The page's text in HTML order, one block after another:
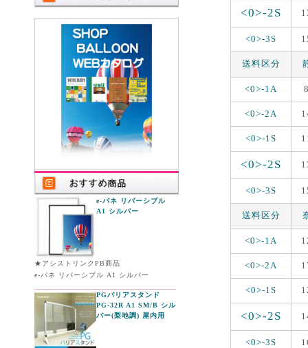
e-パネ リバーシブル
A1 シルバー
★アシストリンクPB商品
e-パネ リバーシブル A1 シルバー
PGバリアスタンド
PG-32R A1 SM/B シル
バー(梨地調) 屋内用
<0>-2S
<0>-3S
送料区分
<0>-1A
<0>-2A
<0>-1S
<0>-2S
<0>-3S
送料区分
<0>-1A
<0>-2A
<0>-1S
<0>-2S
<0>-3S